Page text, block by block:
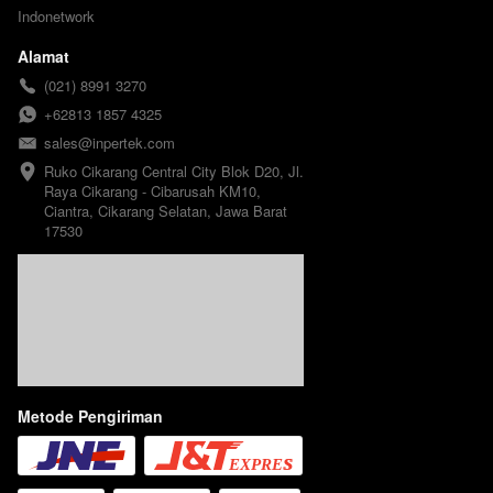
Indonetwork
Alamat
(021) 8991 3270
+62813 1857 4325
sales@inpertek.com
Ruko Cikarang Central City Blok D20, Jl.
Raya Cikarang - Cibarusah KM10,
Ciantra, Cikarang Selatan, Jawa Barat
17530
Metode Pengiriman